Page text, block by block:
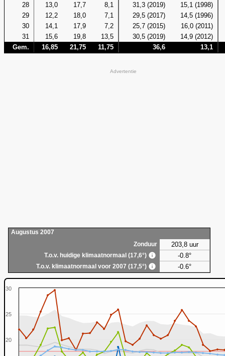
28
13,0 17,7 8,1 31,3 (2019)
15,1 (1998)
29
12,2 18,0 7,1 29,5 (2017)
14,5 (1996)
30
14,1 17,9 7,2 25,7 (2015)
16,0 (2011)
31
15,6 19,8 13,5 30,5 (2019)
14,9 (2012)
Gem.
16,85 21,75 11,75 36,6 13,1
Advertentie
Augustus 2007
Zonduur
203,8 uur
T.o.v. huidige klimaatnormaal (17,6°) -0.8°
T.o.v. klimaatnormaal voor 2007 (17,5°) -0.6°
20
25
30